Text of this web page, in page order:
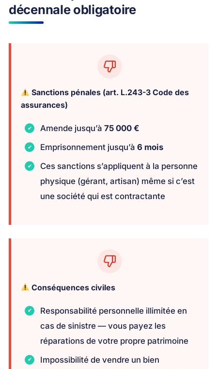
décennale obligatoire
Sanctions pénales (art. L.243-3 Code des
assurances)
Amende jusqu’à 75 000 €
Emprisonnement jusqu’à 6 mois
Ces sanctions s’appliquent à la personne
physique (gérant, artisan) même si c’est
une société qui est contractante
Conséquences civiles
Responsabilité personnelle illimitée en
cas de sinistre — vous payez les
réparations de votre propre patrimoine
Impossibilité de vendre un bien